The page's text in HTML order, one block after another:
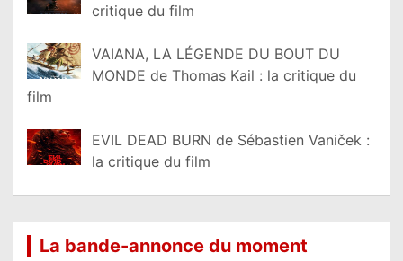
critique du film
VAIANA, LA LÉGENDE DU BOUT DU
MONDE de Thomas Kail : la critique du
film
EVIL DEAD BURN de Sébastien Vaniček :
la critique du film
La bande-annonce du moment